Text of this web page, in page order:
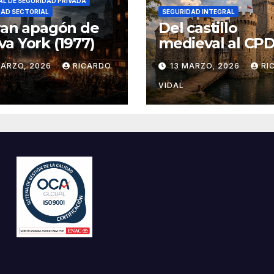
SECTORIAL
apagón de
York (1977)
2026 RICARDO
SEGURIDAD INTEGRAL
Del castillo
medieval al
seguridad por
13 MARZO, 2026
VIDAL